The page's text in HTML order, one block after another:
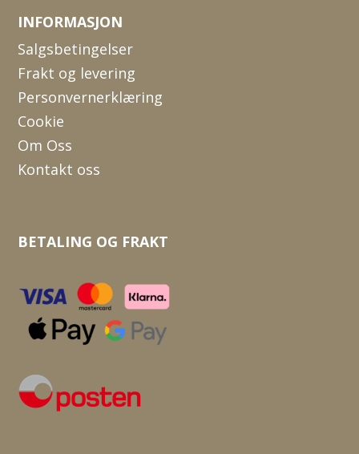
INFORMASJON
Salgsbetingelser
Frakt og levering
Personvernerklæring
Cookie
Om Oss
Kontakt oss
BETALING OG FRAKT